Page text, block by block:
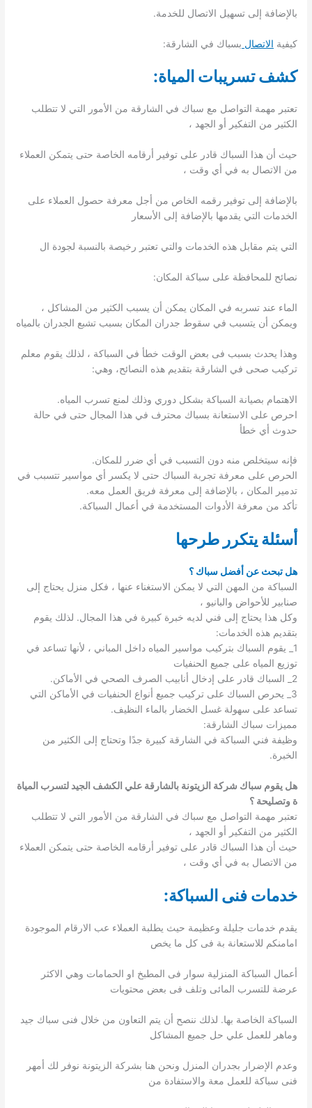
بالإضافة إلى تسهيل الاتصال للخدمة.
كيفية الاتصال بسباك في الشارقة:
كشف تسريبات المياة:
تعتبر مهمة التواصل مع سباك في الشارقة من الأمور التي لا تتطلب
الكثير من التفكير أو الجهد ،
حيث أن هذا السباك قادر على توفير أرقامه الخاصة حتى يتمكن العملاء
من الاتصال به في أي وقت ،
بالإضافة إلى توفير رقمه الخاص من أجل معرفة حصول العملاء على
الخدمات التي يقدمها بالإضافة إلى الأسعار
التي يتم مقابل هذه الخدمات والتي تعتبر رخيصة بالنسبة لجودة ال
نصائح للمحافظة على سباكة المكان:
الماء عند تسربه في المكان يمكن أن يسبب الكثير من المشاكل ،
ويمكن أن يتسبب في سقوط جدران المكان بسبب تشبع الجدران بالمياه
وهذا يحدث بسبب فى بعض الوقت خطأ في السباكة ، لذلك يقوم معلم
تركيب صحى في الشارقة بتقديم هذه النصائح، وهي:
الاهتمام بصيانة السباكة بشكل دوري وذلك لمنع تسرب المياه.
احرص على الاستعانة بسباك محترف في هذا المجال حتى في حالة
حدوث أي خطأ
فإنه سيتخلص منه دون التسبب في أي ضرر للمكان.
الحرص على معرفة تجربة السباك حتى لا يكسر أي مواسير تتسبب في
تدمير المكان ، بالإضافة إلى معرفة فريق العمل معه.
تأكد من معرفة الأدوات المستخدمة في أعمال السباكة.
أسئلة يتكرر طرحها
هل تبحث عن أفضل سباك ؟
السباكة من المهن التي لا يمكن الاستغناء عنها ، فكل منزل يحتاج إلى
صنابير للأحواض والبانيو ،
وكل هذا يحتاج إلى فني لديه خبرة كبيرة في هذا المجال. لذلك يقوم
بتقديم هذه الخدمات:
1_ يقوم السباك بتركيب مواسير المياه داخل المباني ، لأنها تساعد في
توزيع المياه على جميع الحنفيات
2_ السباك قادر على إدخال أنابيب الصرف الصحي في الأماكن.
3_ يحرص السباك على تركيب جميع أنواع الحنفيات في الأماكن التي
تساعد على سهولة غسل الخضار بالماء النظيف.
مميزات سباك الشارقة:
وظيفة فني السباكة في الشارقة كبيرة جدًا وتحتاج إلى الكثير من
الخبرة.
هل يقوم سباك شركة الزيتونة بالشارقة علي الكشف الجيد لتسرب المياة
ة وتصليحة ؟
تعتبر مهمة التواصل مع سباك في الشارقة من الأمور التي لا تتطلب
الكثير من التفكير أو الجهد ،
حيث أن هذا السباك قادر على توفير أرقامه الخاصة حتى يتمكن العملاء
من الاتصال به في أي وقت ،
خدمات فنى السباكة:
يقدم خدمات جليلة وعظيمة حيث يطلبة العملاء عب الارقام الموجودة
امامنكم للاستعانة بة فى كل ما يخص
أعمال السباكة المنزلية سوار فى المطبخ او الحمامات وهي الاكثر
عرضة للتسرب المائى وتلف فى بعض محتويات
السباكة الخاصة بها. لذلك ننصح أن يتم التعاون من خلال فنى سباك جيد
وماهر للعمل علي حل جميع المشاكل
وعدم الإضرار بجدران المنزل ونحن هنا بشركة الزيتونة نوفر لك أمهر
فنى سباكة للعمل معة والاستفادة من